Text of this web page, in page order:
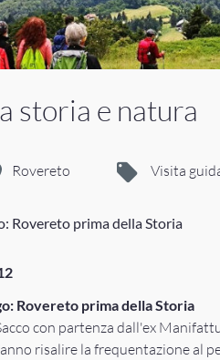
storia e natura
Rovereto Visita
Rovereto prima della Storia
Rovereto prima della Storia
con partenza dall'ex
risalire la frequentazione al